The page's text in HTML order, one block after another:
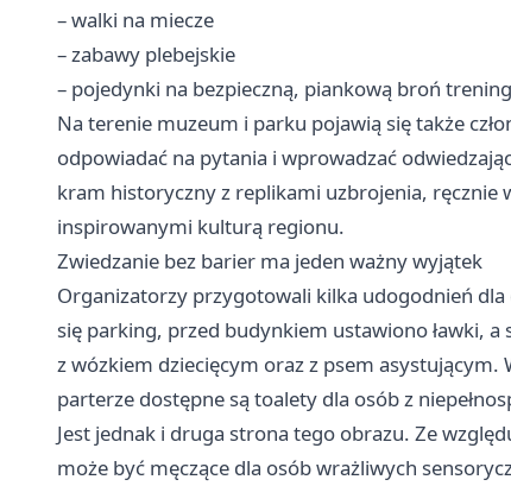
– walki na miecze
– zabawy plebejskie
– pojedynki na bezpieczną, piankową broń
Na terenie muzeum i parku pojawią się także
odpowiadać na pytania i wprowadzać
kram historyczny z replikami uzbrojenia, ręcznie
inspirowanymi kulturą regionu.
Zwiedzanie bez barier ma jeden ważny wyjątek
Organizatorzy przygotowali kilka udogodnień
się parking, przed budynkiem ustawiono ławki,
z wózkiem dziecięcym oraz z psem asystującym.
parterze dostępne są toalety dla osób z
Jest jednak i druga strona tego obrazu. Ze
może być męczące dla osób wrażliwych